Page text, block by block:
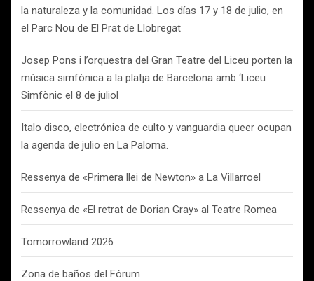
la naturaleza y la comunidad. Los días 17 y 18 de julio, en
el Parc Nou de El Prat de Llobregat
Josep Pons i l’orquestra del Gran Teatre del Liceu porten la
música simfònica a la platja de Barcelona amb ‘Liceu
Simfònic el 8 de juliol
Italo disco, electrónica de culto y vanguardia queer ocupan
la agenda de julio en La Paloma.
Ressenya de «Primera llei de Newton» a La Villarroel
Ressenya de «El retrat de Dorian Gray» al Teatre Romea
Tomorrowland 2026
Zona de baños del Fórum